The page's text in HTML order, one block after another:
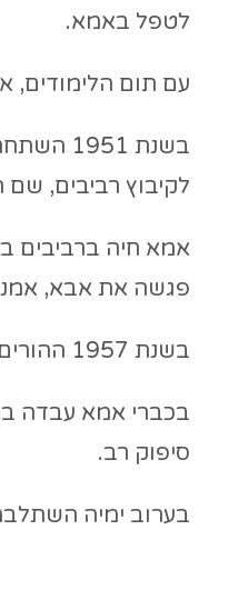
לטפל באמא.
עם תום הלימודים,
בשנת
לקיבוץ רביבים,
פגשה את אבא,
בשנת 1957 ההורים נישאו ואמא עברה בעקבות אבא לכברי בה נולדנו אנחנו אביתר וציפי.
בכברי אמא עבדה
סיפוק רב.
בערוב ימיה